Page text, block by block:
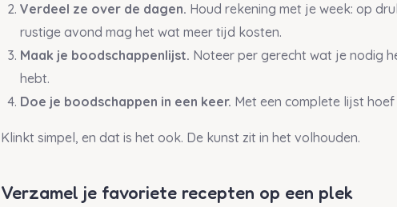
Verdeel ze over de dagen. Houd rekening met je week: op
rustige avond mag het wat meer tijd kosten.
Maak je boodschappenlijst. Noteer per gerecht wat je nodig
hebt.
Doe je boodschappen in een keer. Met een complete lijst
Klinkt simpel, en dat is het ook. De kunst zit in het volhouden.
Verzamel je favoriete recepten op een plek